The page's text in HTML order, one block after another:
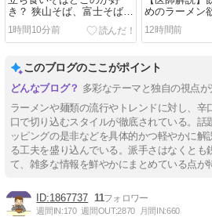
き？ 狭山そば、富士そば、
ゆで太郎、小諸そば、箱根
そば、しぶそば、梅もと、
いろり庵
1時間10分前
めのラーメン
は？ 脳の錯覚
12時間前
このブログのここがポイント
多彩なテーマと独自の視点
ラーメンや麺類の流行やトレンドに対し、辛
口で切り込むスタイルが徹底されている。話
ッピングの是非などを具体的かつ軽やかに
る工夫を盛り込んでいる。派手さはなくとも
て、雑多な情報を鮮やかにまとめている点が
1867737 11
週間IN:170 週間OUT:2870 月間IN:660